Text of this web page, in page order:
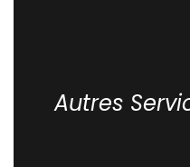
Autres